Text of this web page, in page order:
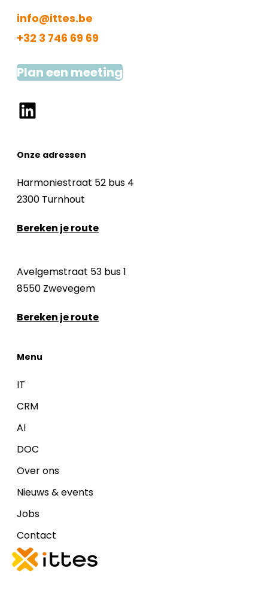
info@ittes.be
+32 3 746 69 69
Plan een meeting
Onze adressen
Harmoniestraat 52 bus 4
2300 Turnhout
Bereken je route
Avelgemstraat 53 bus 1
8550 Zwevegem
Bereken je route
Menu
IT
CRM
AI
DOC
Over ons
Nieuws & events
Jobs
Contact